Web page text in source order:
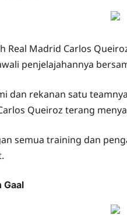
Real Madrid Carlos
penjelajahannya
dan rekanan satu
Queiroz terang
semua training dan
Gaal